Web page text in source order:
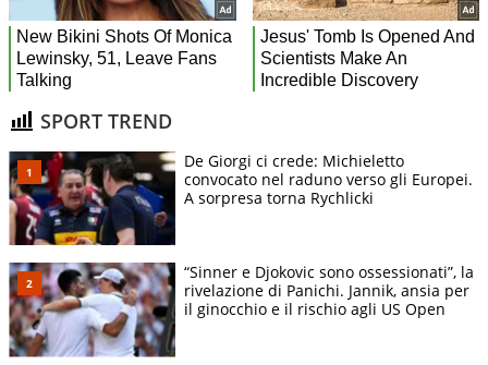
SPORT TREND
De Giorgi ci crede: Michieletto
convocato nel raduno verso gli Europei.
A sorpresa torna Rychlicki
“Sinner e Djokovic sono ossessionati”, la
rivelazione di Panichi. Jannik, ansia per
il ginocchio e il rischio agli US Open